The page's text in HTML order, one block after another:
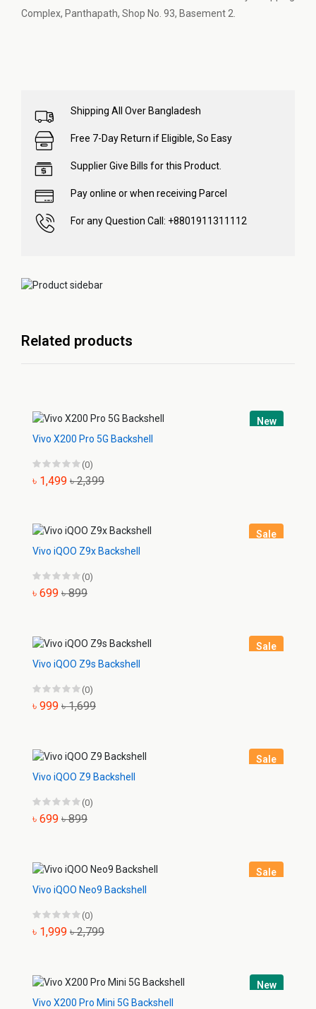
Complex, Panthapath, Shop No. 93, Basement 2.
Shipping All Over Bangladesh
Free 7-Day Return if Eligible, So Easy
Supplier Give Bills for this Product.
Pay online or when receiving Parcel
For any Question Call: +8801911311112
Related products
New
Vivo X200 Pro 5G Backshell
(0)
৳ 1,499 ৳ 2,399
Sale
Vivo iQOO Z9x Backshell
(0)
৳ 699 ৳ 899
Sale
Vivo iQOO Z9s Backshell
(0)
৳ 999 ৳ 1,699
Sale
Vivo iQOO Z9 Backshell
(0)
৳ 699 ৳ 899
Sale
Vivo iQOO Neo9 Backshell
(0)
৳ 1,999 ৳ 2,799
New
Vivo X200 Pro Mini 5G Backshell